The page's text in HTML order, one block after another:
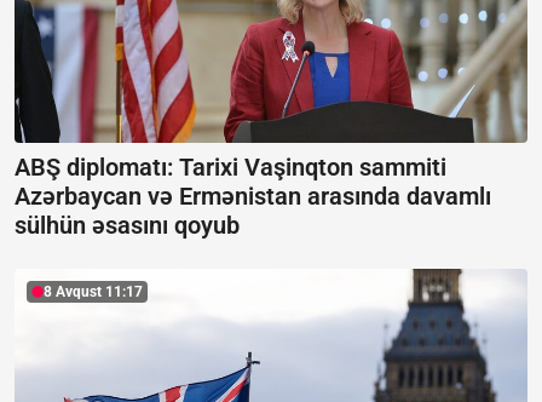
ABŞ diplomatı: Tarixi Vaşinqton sammiti
Azərbaycan və Ermənistan arasında davamlı
sülhün əsasını qoyub
8 Avqust 11:17